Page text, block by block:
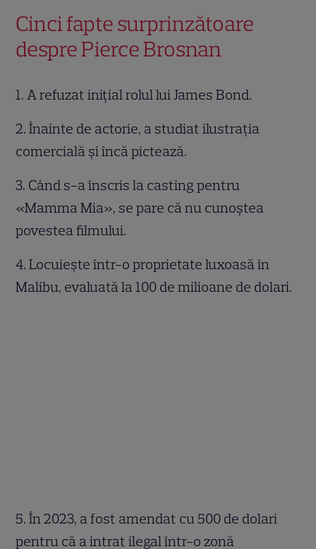
Cinci fapte surprinzătoare
despre Pierce Brosnan
1. A refuzat inițial rolul lui James Bond.
2. Înainte de actorie, a studiat ilustrația
comercială și încă pictează.
3. Când s-a înscris la casting pentru
«Mamma Mia», se pare că nu cunoștea
povestea filmului.
4. Locuiește într-o proprietate luxoasă în
Malibu, evaluată la 100 de milioane de dolari.
5. În 2023, a fost amendat cu 500 de dolari
pentru că a intrat ilegal într-o zonă